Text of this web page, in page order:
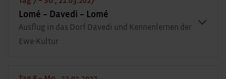
Lomé – Davedi – Lomé
Ausflug in das Dorf Davedi und Kennenlernen der
Ewe-Kultur